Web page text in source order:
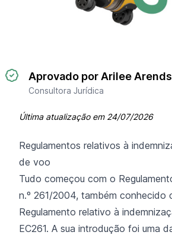
Aprovado por Arilee Arends
Consultora Jurídica
Última atualização em 24/07/2026
Regulamentos relativos à
de voo
Tudo começou com o
n.º 261/2004, também conhecido
Regulamento relativo à
EC261. A sua introdução foi uma